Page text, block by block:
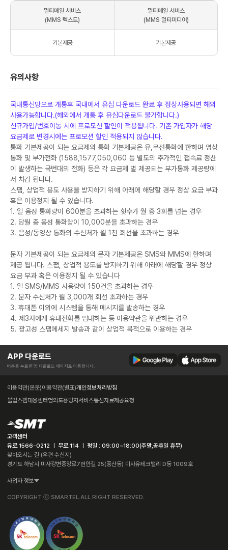
멀티메일 서비스
(MMS 텍스트)
멀티메일 서비스
(MMS 멀티미디어)
기본제공 기본제공
유의사항
국내통신망으로 개통후 국내에서 유심 다운로드 완료 후 정상사용되면 해외
사용가능합니다.(해외에서 개통 후 유심다운로드 불가합니다.)
신규가입/번호이동 시에 프로모션 할인이 적용됩니다. 기존 가입자가 해당
요금제로 변경시에는 프로모션 할인 적용되지 않습니다.
통화 기본제공이 되는 요금제의 통화 기본제공은 유,무선통화에 한하며 영상
통화 및 부가전화 (1588,1577,050,060 등 별도의 추가적인 접속료 정산
이 발생하는 국번대의 전화) 등은 각 요금제 별 제공되는 부가통화 제공량에
서 차감 됩니다.
스팸, 상업적 용도 사용을 방지하기 위해 아래에 해당할 경우 정상 요금 부과
혹은 이용정지 될 수 있습니다.
1. 일 음성 통화량이 600분을 초과하는 횟수가 월 중 3회를 넘는 경우
2. 당월 총 음성 통화량이 10,000분을 초과하는 경우
3. 음성/동영상 통화의 수신처가 월 1천 회선을 초과하는 경우
문자 기본제공이 되는 요금제의 문자 기본제공은 SMS와 MMS에 한하며
제공 됩니다. 스팸, 상업적 용도를 방지하기 위해 아래에 해당할 경우 정상
요금 부과 혹은 이용정지 될 수 있습니다
1. 일 SMS/MMS 사용량이 150건을 초과하는 경우
2. 문자 수신처가 월 3,000개 회선 초과하는 경우
3. 휴대폰 이외에 시스템을 통해 메시지를 발송하는 경우
4. 제3자에게 휴대전화를 임대하는 등 이용약관을 위반하는 경우
5. 광고성 스팸메세지 발송과 같이 상업적 목적으로 이용하는 경우
APP 다운로드
버튼을 누르면 앱 다운로드 페이지로 이동합니다.
이용약관(본문)이용약관(별표)개인정보처리방침
불법스팸대응센터 명의도용방지서비스통신자료제공요청
고객센터
유료 1566-0212 ㅣ 무료 114 ㅣ 평일 : 09:00~18:00(주말,공휴일 휴무)
찾아오시는 길 (우편 수신지)
경기도 하남시 미사강변중앙로7번안길 25(풍산동) 미사유테크밸리 D동 1009호
사업자 정보
COPYRIGHT ⓒ SMARTEL.ALL RIGHT RESERVED.